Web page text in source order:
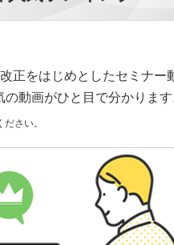
正をはじめとしたセミナー
動画がひと目で分かります
さい。